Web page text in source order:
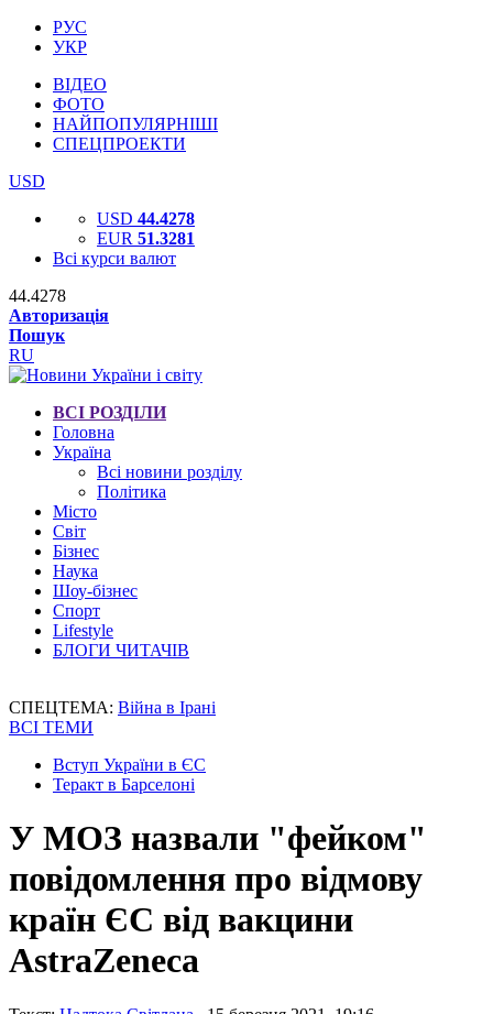
РУС
УКР
ВІДЕО
ФОТО
НАЙПОПУЛЯРНІШІ
СПЕЦПРОЕКТИ
USD
USD 44.4278
EUR 51.3281
Всі курси валют
44.4278
Авторизація
Пошук
RU
ВСІ РОЗДІЛИ
Головна
Україна
Всі новини розділу
Політика
Місто
Світ
Бізнес
Наука
Шоу-бізнес
Спорт
Lifestyle
БЛОГИ ЧИТАЧІВ
СПЕЦТЕМА: Війна в Ірані
ВСІ ТЕМИ
Вступ України в ЄС
Теракт в Барселоні
У МОЗ назвали "фейком"
повідомлення про відмову
країн ЄС від вакцини
AstraZeneca